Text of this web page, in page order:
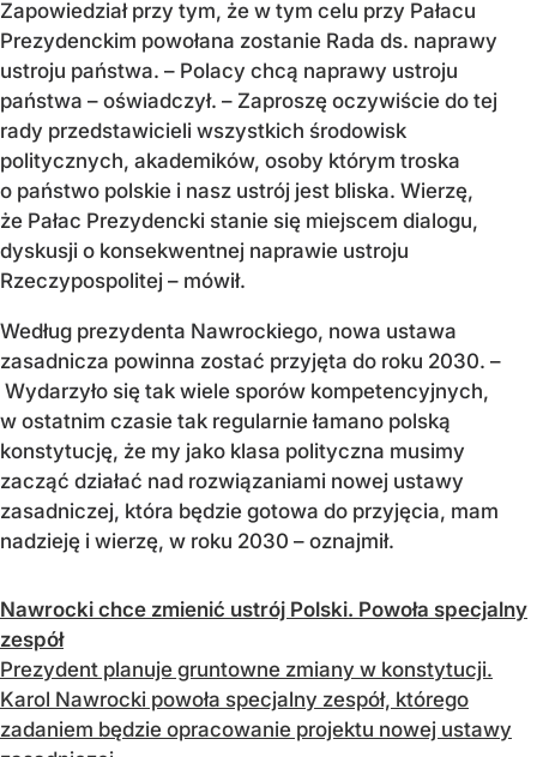
Zapowiedział przy tym, że w tym celu przy Pałacu
Prezydenckim powołana zostanie Rada ds. naprawy
ustroju państwa. – Polacy chcą naprawy ustroju
państwa – oświadczył. – Zaproszę oczywiście do tej
rady przedstawicieli wszystkich środowisk
politycznych, akademików, osoby którym troska
o państwo polskie i nasz ustrój jest bliska. Wierzę,
że Pałac Prezydencki stanie się miejscem dialogu,
dyskusji o konsekwentnej naprawie ustroju
Rzeczypospolitej – mówił.
Według prezydenta Nawrockiego, nowa ustawa
zasadnicza powinna zostać przyjęta do roku 2030. –
Wydarzyło się tak wiele sporów kompetencyjnych,
w ostatnim czasie tak regularnie łamano polską
konstytucję, że my jako klasa polityczna musimy
zacząć działać nad rozwiązaniami nowej ustawy
zasadniczej, która będzie gotowa do przyjęcia, mam
nadzieję i wierzę, w roku 2030 – oznajmił.
Nawrocki chce zmienić ustrój Polski. Powoła specjalny
zespół
Prezydent planuje gruntowne zmiany w konstytucji.
Karol Nawrocki powoła specjalny zespół, którego
zadaniem będzie opracowanie projektu nowej ustawy